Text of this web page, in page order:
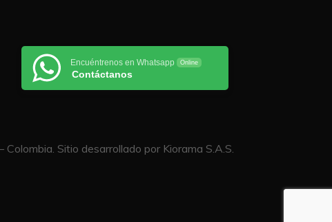
Encuéntrenos en Whatsapp Online
Contáctanos
Sitio desarrollado por Kiorama S.A.S.